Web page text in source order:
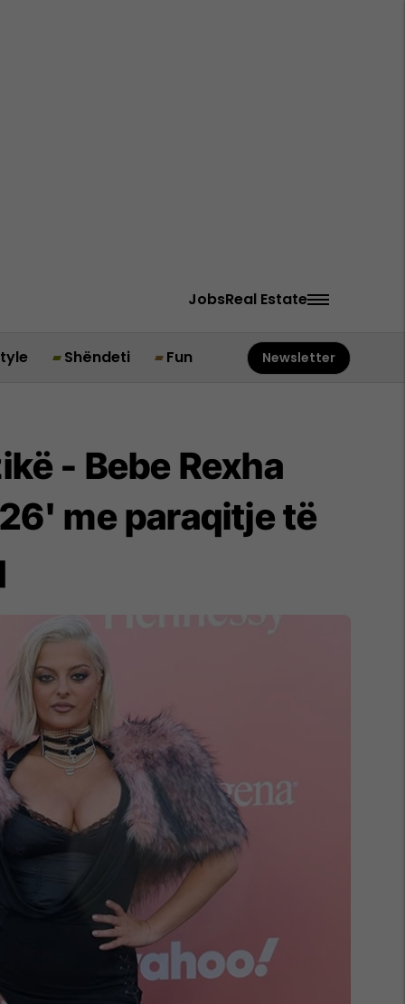
JobsReal Estate
Shëndeti Fun Newsletter
- Bebe Rexha
me paraqitje të